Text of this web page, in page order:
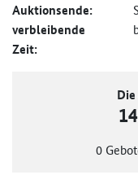
Auktionsende:
verbleibende
Zeit:
0